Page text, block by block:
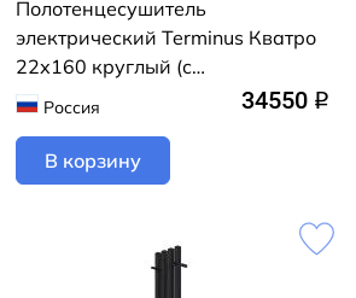
Полотенцесушитель
электрический Terminus Кватро
22х160 круглый (с
возможностью скрытого
Россия 34550 q
В корзину